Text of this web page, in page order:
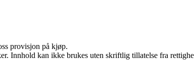
provisjon på kjøp.
Innhold kan ikke brukes uten skriftlig tillatelse fra